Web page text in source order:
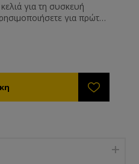
για τη συσκευή
για πρώτη
κυψέλη για να
μέλισσας.